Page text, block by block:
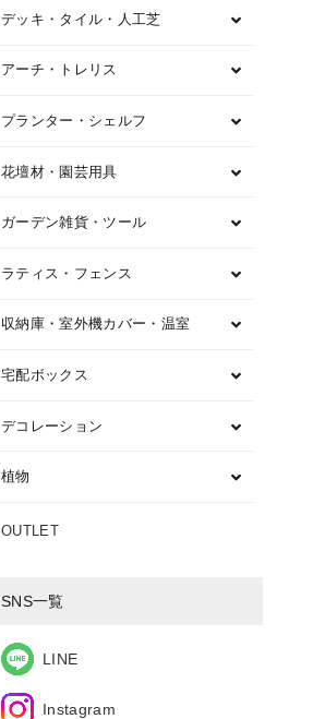
デッキ・タイル・人工芝
アーチ・トレリス
プランター・シェルフ
花壇材・園芸用具
ガーデン雑貨・ツール
ラティス・フェンス
収納庫・室外機カバー・温室
宅配ボックス
デコレーション
植物
OUTLET
SNS一覧
LINE
Instagram